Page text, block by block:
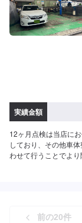
実績金額
12ヶ月点検は当店に
しており、その他車
わせて行うことでよ
前の20件